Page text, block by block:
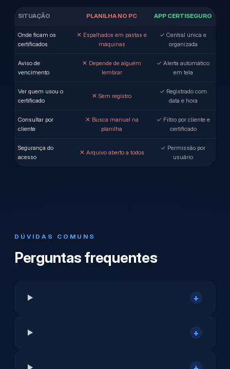
SITUAÇÃO PLANILHA NO PC APP CERTISEGURO
Onde ficam os
certificados
✕ Espalhados em pastas e
máquinas
✓ Central única e
organizada
Aviso de
vencimento
✕ Depende de alguém
lembrar
✓ Alerta automático
em tela
Ver quem usou o
certificado
✕ Sem registro
✓ Registrado com
data e hora
Consultar por
cliente
✕ Busca manual na
planilha
✓ Filtro por cliente e
certificado
Segurança do
acesso
✕ Arquivo aberto a todos
✓ Permissão por
usuário
DÚVIDAS COMUNS
Perguntas frequentes
+
+